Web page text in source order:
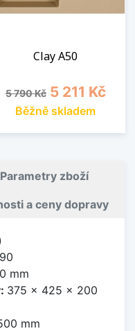
Clay A50
Běžná cena
5 790 Kč Cena
5 211 Kč
Běžně skladem
Parametry zboží
a ceny dopravy
mm
375 x 425 x 200
mm